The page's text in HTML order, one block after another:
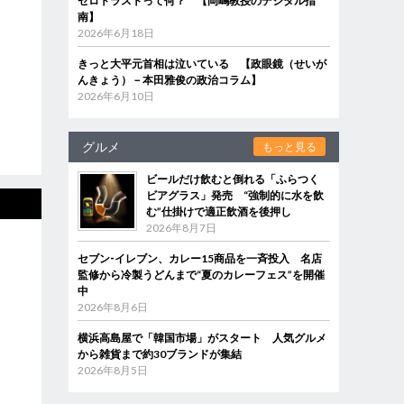
南】
2026年6月18日
きっと大平元首相は泣いている 【政眼鏡（せいが
んきょう）－本田雅俊の政治コラム】
2026年6月10日
グルメ もっと見る
ビールだけ飲むと倒れる「ふらつく
ビアグラス」発売 “強制的に水を飲
む”仕掛けで適正飲酒を後押し
2026年8月7日
セブン‐イレブン、カレー15商品を一斉投入 名店
監修から冷製うどんまで“夏のカレーフェス”を開催
中
2026年8月6日
横浜高島屋で「韓国市場」がスタート 人気グルメ
から雑貨まで約30ブランドが集結
2026年8月5日